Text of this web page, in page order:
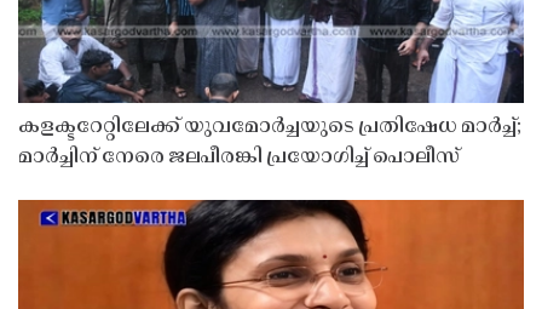
കളക്ടറേറ്റിലേക്ക് യുവമോർച്ചയുടെ പ്രതിഷേധ മാർച്ച്;
മാർച്ചിന് നേരെ ജലപീരങ്കി പ്രയോഗിച്ച് പൊലീസ്